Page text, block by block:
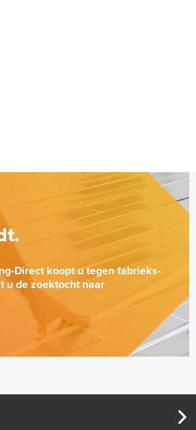
Direct koopt u tegen fabrieks-
u de zoektocht naar